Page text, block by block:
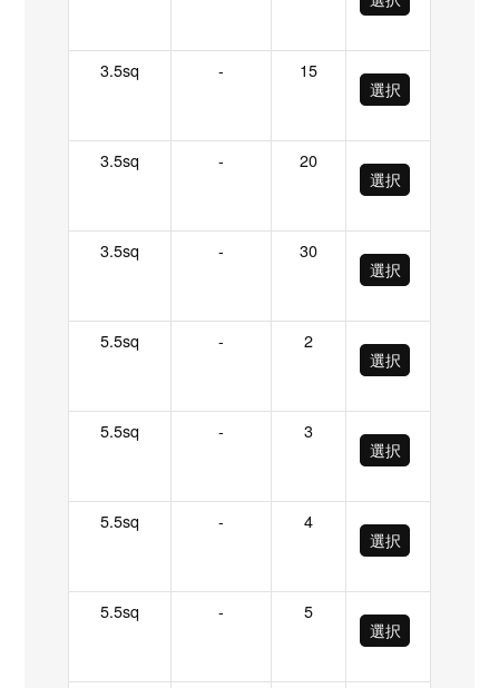
3.5sq -
15
選択
3.5sq -
20
選択
3.5sq -
30
選択
5.5sq -
2
選択
5.5sq -
3
選択
5.5sq -
4
選択
5.5sq -
5
選択